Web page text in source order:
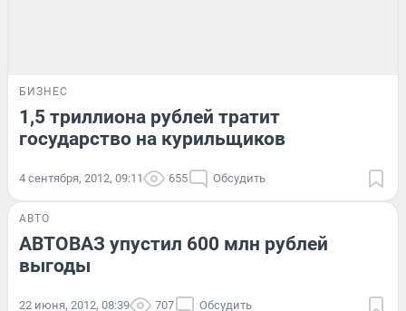
БИЗНЕС
1,5 триллиона рублей тратит
государство на курильщиков
4 сентября, 2012, 09:11 655 Обсудить
АВТО
АВТОВАЗ упустил 600 млн рублей
выгоды
22 июня, 2012, 08:39 707 Обсудить